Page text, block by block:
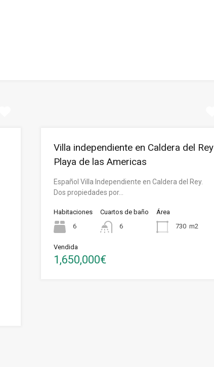
Villa independiente en Caldera del Rey
Playa de las Americas
Español Villa Independiente en Caldera del Rey.
Dos propiedades por…
Habitaciones
6
Cuartos de baño
6
Área
730 m2
Vendida
1,650,000€